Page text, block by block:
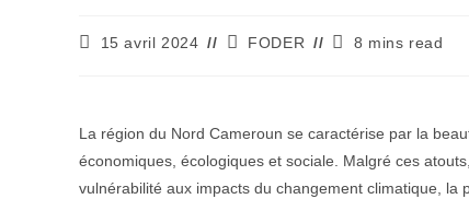
Publication
15 avril 2024
Auteur/autrice
FODER
Temps
8 mins read
La région du Nord Cameroun se caractérise par la
économiques, écologiques et sociale. Malgré ces
vulnérabilité aux impacts du changement climatique, la